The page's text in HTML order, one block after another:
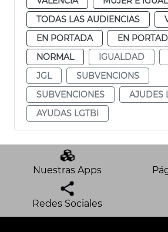
TODAS LAS AUDIENCIAS
EN PORTADA
EN
NORMAL
IGUALDAD
JGL
SUBVENCIONS
SUBVENCIONES
AJUDES
AYUDAS LGTBI
Nuestras Apps
Redes Sociales